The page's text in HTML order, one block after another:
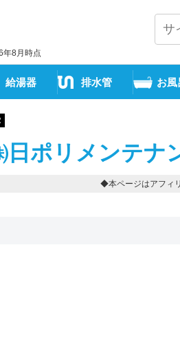
8月時点
給湯器 排水管 お風
日ポリメンテナ
◆本ページはアフィ